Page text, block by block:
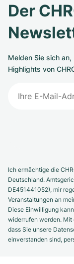
Der
Melden Sie sich
Highlights von
Ich ermächtige die
Deutschland.
DE451441052), mir
Veranstaltungen an
Diese Einwilligung
widerrufen werden. Mit
dass Sie unsere
einverstanden sind,